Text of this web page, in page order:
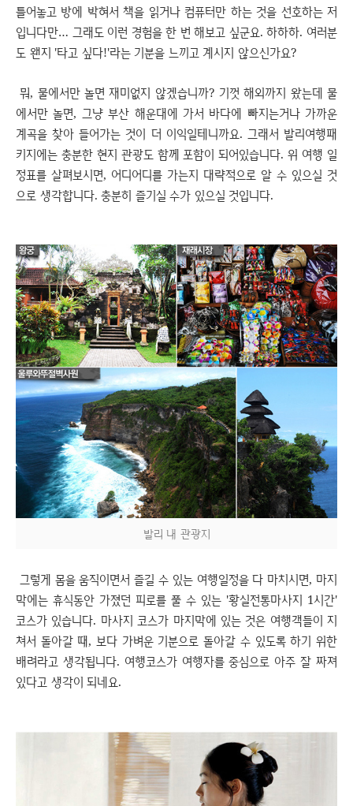
틀어놓고 방에 박혀서 책을 읽거나 컴퓨터만 하는 것을 선호하는 저
입니다만… 그래도 이런 경험을 한 번 해보고 싶군요. 하하하. 여러분
도 왠지 '타고 싶다!'라는 기분을 느끼고 계시지 않으신가요?
뭐, 물에서만 놀면 재미없지 않겠습니까? 기껏 해외까지 왔는데 물
에서만 놀면, 그냥 부산 해운대에 가서 바다에 빠지는거나 가까운
계곡을 찾아 들어가는 것이 더 이익일테니까요. 그래서 발리여행패
키지에는 충분한 현지 관광도 함께 포함이 되어있습니다. 위 여행 일
정표를 살펴보시면, 어디어디를 가는지 대략적으로 알 수 있으실 것
으로 생각합니다. 충분히 즐기실 수가 있으실 것입니다.
발리 내 관광지
그렇게 몸을 움직이면서 즐길 수 있는 여행일정을 다 마치시면, 마지
막에는 휴식동안 가졌던 피로를 풀 수 있는 '황실전통마사지 1시간'
코스가 있습니다. 마사지 코스가 마지막에 있는 것은 여행객들이 지
쳐서 돌아갈 때, 보다 가벼운 기분으로 돌아갈 수 있도록 하기 위한
배려라고 생각됩니다. 여행코스가 여행자를 중심으로 아주 잘 짜져
있다고 생각이 되네요.